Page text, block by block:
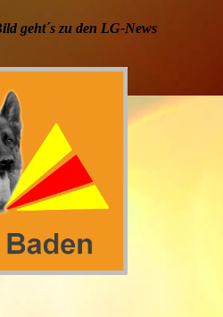
geht´s zu den LG-News